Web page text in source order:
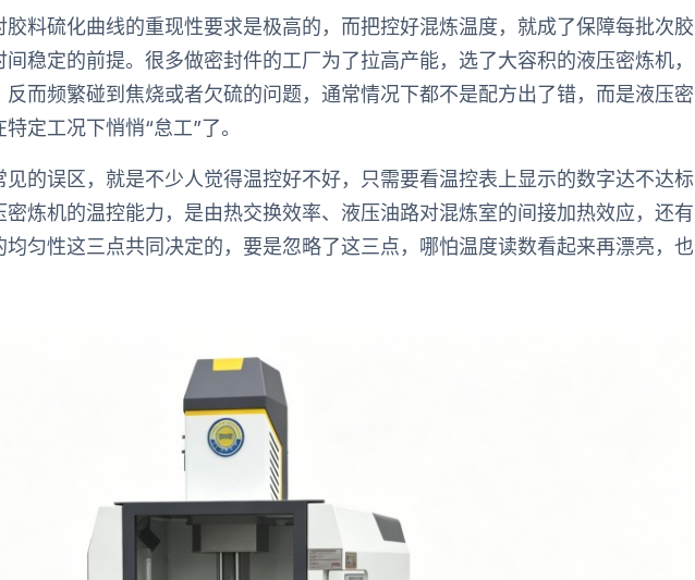
料硫化曲线的重现性要求是极高的，而把控好混炼温度，就成了保障每批次胶
稳定的前提。很多做密封件的工厂为了拉高产能，选了大容积的液压密炼机，
反而频繁碰到焦烧或者欠硫的问题，通常情况下都不是配方出了错，而是液压密
定工况下悄悄“怠工”了。
的误区，就是不少人觉得温控好不好，只需要看温控表上显示的数字达不达标
密炼机的温控能力，是由热交换效率、液压油路对混炼室的间接加热效应，还有
均匀性这三点共同决定的，要是忽略了这三点，哪怕温度读数看起来再漂亮，也